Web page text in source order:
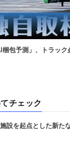
梱包予測」、トラッ
てチェック
設を起点とした新た